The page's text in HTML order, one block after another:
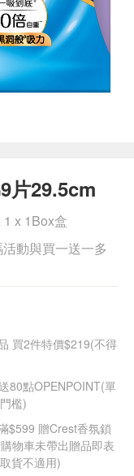
片29.5cm
x 1Box盒
動與買一送一多
買2件特價$219(不得
80點OPENPOINT(單
檻)
$599 贈Crest香氛鎖
物車未帶出贈品即表
貨不適用)